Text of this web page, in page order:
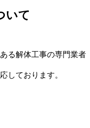
いて
る解体工事の専門業者
しております。